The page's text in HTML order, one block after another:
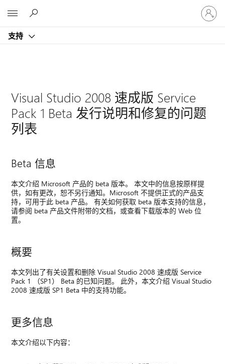
支持
请
登
录
Visual Studio 2008 速成版 Service
Pack 1 Beta 发行说明和修复的问题
列表
Beta 信息
本文介绍 Microsoft 产品的 beta 版本。 本文中的信息按原样提
供，如有更改，恕不另行通知。Microsoft 不提供正式的产品支
持，可用于此 beta 产品。 有关如何获取 beta 版本支持的信息，
请参阅 beta 产品文件附带的文档，或查看下载版本的 Web 位
置。
概要
本文列出了有关设置和删除 Visual Studio 2008 速成版 Service
Pack 1 （SP1） Beta 的已知问题。 此外，本文介绍 Visual Studio
2008 速成版 SP1 Beta 中的支持功能。
更多信息
本文介绍以下内容：